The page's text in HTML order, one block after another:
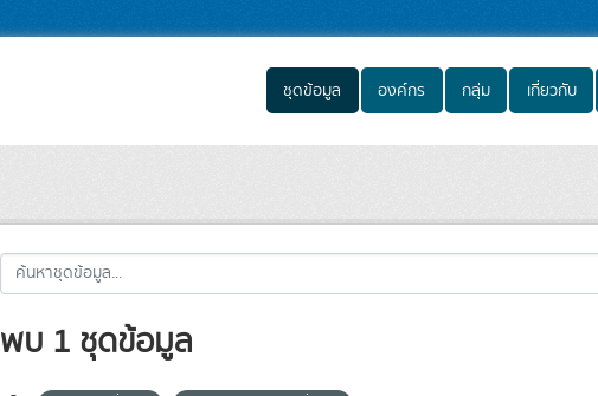
ชุดข้อมูล องค์กร กลุ่ม เกี่ยวกับ
พบ 1 ชุดข้อมูล